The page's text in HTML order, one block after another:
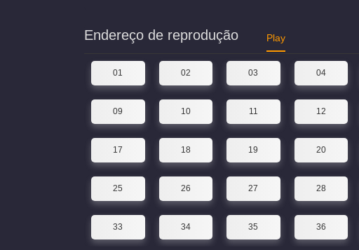
Endereço de reprodução Play
01 02 03 04
09 10 11 12
17 18 19 20
25 26 27 28
33 34 35 36